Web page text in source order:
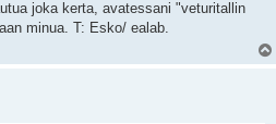
joka kerta, avatessani "veturitallin
minua. T: Esko/ ealab.